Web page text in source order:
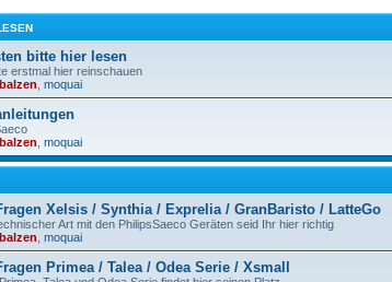
bitte hier lesen
erstmal hier reinschauen
moquai
moquai
Xelsis / Synthia / Exprelia / GranBaristo / LatteGo
Art mit den PhilipsSaeco Geräten seid Ihr hier richtig
moquai
Primea / Talea / Odea Serie / Xsmall